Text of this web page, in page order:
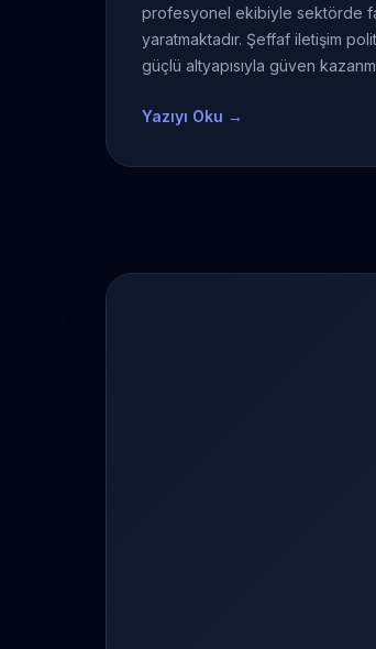
profesyonel ekibiyle sektörde
yaratmaktadır. Şeffaf iletişim
güçlü altyapısıyla güven
Yazıyı Oku →